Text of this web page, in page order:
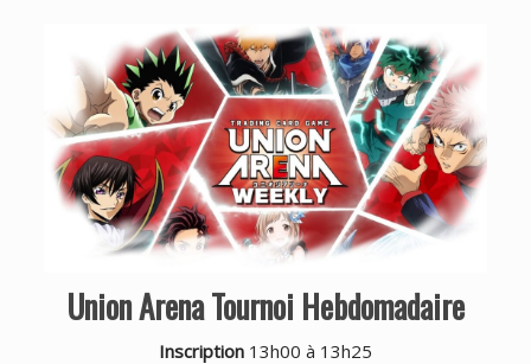
Union Arena Tournoi Hebdomadaire
Inscription 13h00 à 13h25